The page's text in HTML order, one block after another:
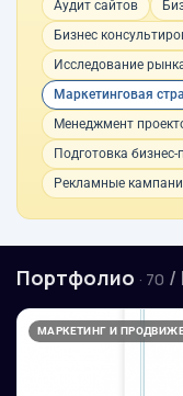
Аудит сайтов
Бизнес
Исследование
Маркетинговая
Менеджмент
Подготовка
Рекламные
Портфолио · 70 /
МАРКЕТИНГ И